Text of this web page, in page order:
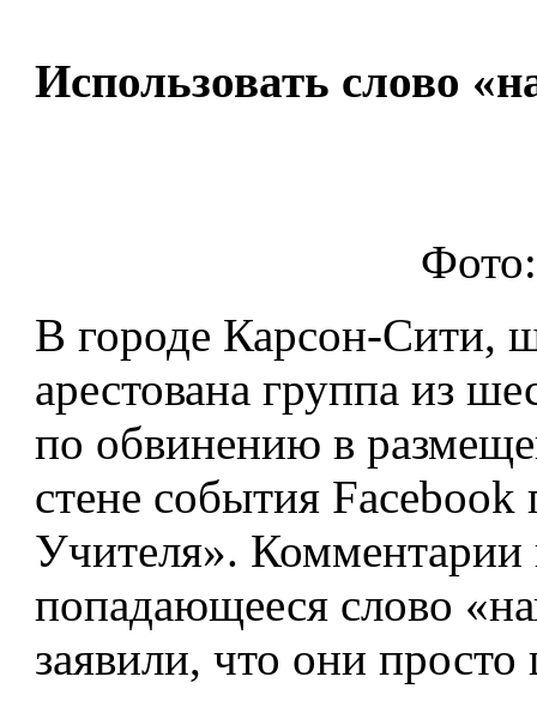
Использовать слово
В городе Карсон-Сити,
арестована группа из
по обвинению в
стене события
Учителя». Комментарии
попадающееся слово
заявили, что они